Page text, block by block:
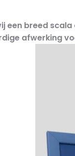
een breed
afwerking